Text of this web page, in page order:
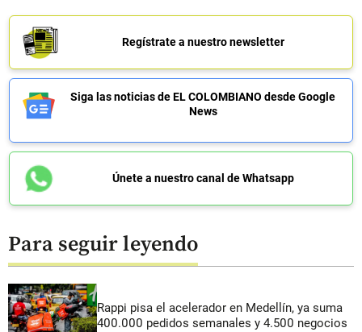
Regístrate a nuestro newsletter
Siga las noticias de EL COLOMBIANO desde Google
News
Únete a nuestro canal de Whatsapp
Para seguir leyendo
Rappi pisa el acelerador en Medellín, ya suma
400.000 pedidos semanales y 4.500 negocios